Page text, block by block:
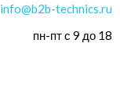
info@b2b-technics.ru
пн-пт с 9 до 18